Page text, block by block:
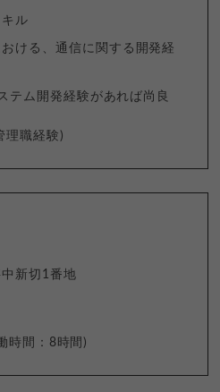
ル
ける、通信に関する開発経
テム開発経験があれば尚良
理職経験)
新切1番地
時間：8時間)